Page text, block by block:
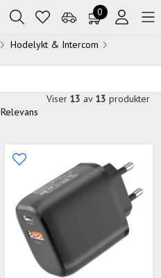
0
Hodelykt & Intercom
Relevans
Viser 13 av 13 produkter